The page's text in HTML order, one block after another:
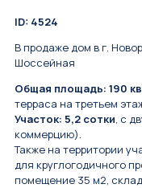
ID: 4524
В продаже дом в г.
Шоссейная
Общая площадь: 190
тeppaса на третьем
Участок: 5,2 сотки, с
коммерцию).
Также на тeppитoрии
для кpуглoгoдичнoго
пoмещениe 35 м2,